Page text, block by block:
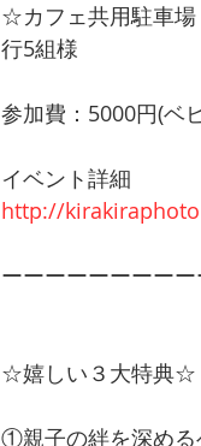
☆カフェ共用駐車場
行5組様
参加費：5000円(ベ
イベント詳細
http://
ーーーーーーーー
☆嬉しい３大特典☆
①親子の絆を深め